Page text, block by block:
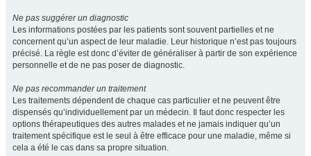
Ne pas suggérer un diagnostic
Les informations postées par les patients sont souvent partielles et ne
concernent qu’un aspect de leur maladie. Leur historique n’est pas toujours
précisé. La règle est donc d’éviter de généraliser à partir de son expérience
personnelle et de ne pas poser de diagnostic.
Ne pas recommander un traitement
Les traitements dépendent de chaque cas particulier et ne peuvent être
dispensés qu’individuellement par un médecin. Il faut donc respecter les
options thérapeutiques des autres malades et ne jamais indiquer qu’un
traitement spécifique est le seul à être efficace pour une maladie, même si
cela a été le cas dans sa propre situation.